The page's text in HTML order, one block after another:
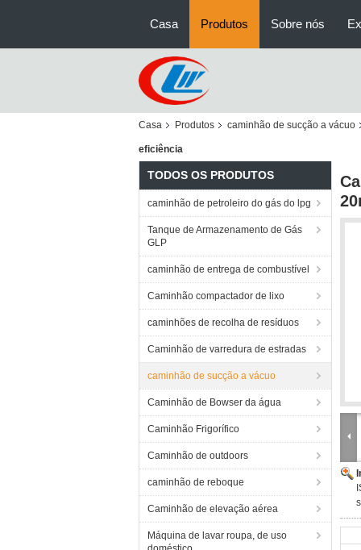
Casa Produtos Sobre nós
Casa Produtos caminhão de sucção a vácuo
eficiência
TODOS OS PRODUTOS
caminhão de petroleiro do gás do lpg
Tanque de Armazenamento de Gás
GLP
caminhão de entrega de combustível
Caminhão compactador de lixo
caminhões de recolha de resíduos
Caminhão de varredura de estradas
caminhão de sucção a vácuo
Caminhão de Bowser da água
Caminhão Frigorífico
Caminhão de outdoors
caminhão de reboque
Caminhão de elevação aérea
Máquina de lavar roupa, de uso